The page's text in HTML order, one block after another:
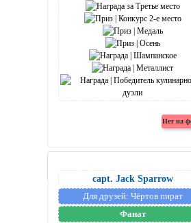
capt. Jack Sparrow
Для друзей: Чёртов пират
Фанат